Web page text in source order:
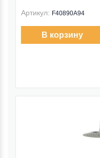
Артикул: F40890A94
В корзину